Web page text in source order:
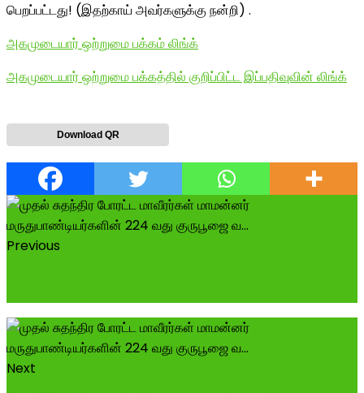
பெறப்பட்டது! (இதற்காய் அவர்களுக்கு நன்றி) .
அகமுடையார் ஒற்றுமை பக்கம் லிங்க்
அகமுடையார் ஒற்றுமை பக்கத்தில் குறிப்பிட்ட இப்பதிவுவின் லிங்க்
Download QR
Previous
Next